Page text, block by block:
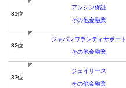
31位
アンシン保証
その他金融業
32位
ジャパンワランティサポート
その他金融業
33位
ジェイリース
その他金融業